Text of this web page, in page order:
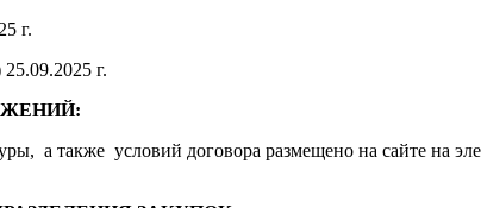
г.
г.
а также условий договора размещено на сайте на